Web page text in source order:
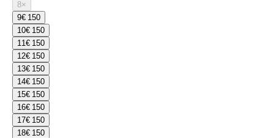
8×
9€ 150
10€ 150
11€ 150
12€ 150
13€ 150
14€ 150
15€ 150
16€ 150
17€ 150
18€ 150